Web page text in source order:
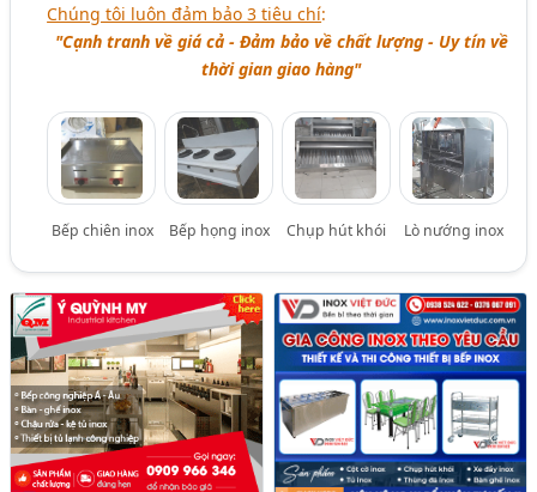
Chúng tôi luôn đảm bảo 3 tiêu chí:
"Cạnh tranh về giá cả - Đảm bảo về chất lượng - Uy tín về
thời gian giao hàng"
Bếp chiên inox Bếp họng inox Chụp hút khói Lò nướng inox